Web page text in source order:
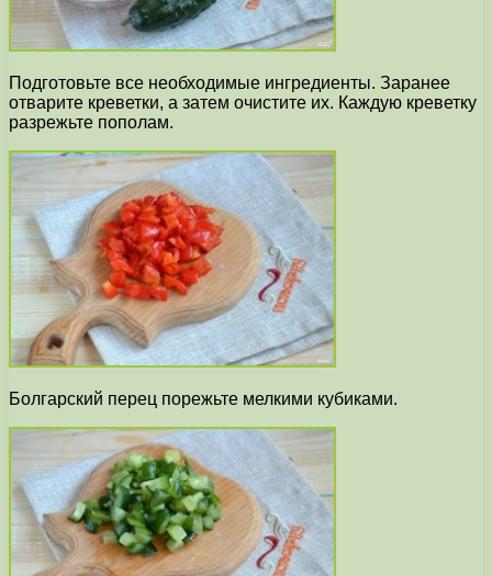
Подготовьте все необходимые ингредиенты. Заранее
отварите креветки, а затем очистите их. Каждую креветку
разрежьте пополам.
Болгарский перец порежьте мелкими кубиками.